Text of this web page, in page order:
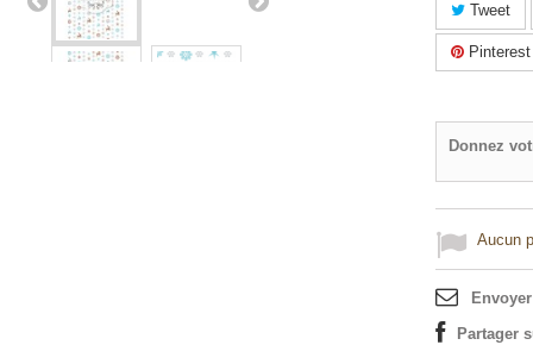
Tweet
Pinterest
Donnez
Aucun
Partager